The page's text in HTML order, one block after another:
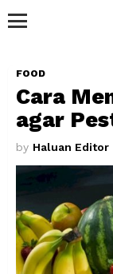
FOOD
Cara
agar
by Haluan Editor